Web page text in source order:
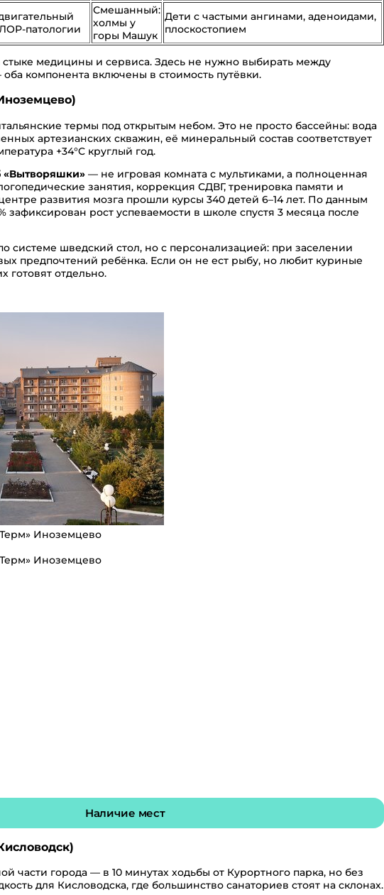
патологии
Смешанный:
холмы у
горы Машук
Дети с частыми ангинами, аденоидами,
плоскостопием
стыке медицины и сервиса. Здесь не нужно выбирать между
компонента включены в стоимость путёвки.
термы под открытым небом. Это не просто бассейны: вода
артезианских скважин, её минеральный состав соответствует
+34°C круглый год.
«Вытворяшки» — не игровая комната с мультиками, а полноценная
занятия, коррекция СДВГ, тренировка памяти и
развития мозга прошли курсы 340 детей 6–14 лет. По данным
зафиксирован рост успеваемости в школе спустя 3 месяца после
системе шведский стол, но с персонализацией: при заселении
предпочтений ребёнка. Если он не ест рыбу, но любит куриные
готовят отдельно.
Иноземцево
Иноземцево
Наличие мест
части города — в 10 минутах ходьбы от Курортного парка, но без
для Кисловодска, где большинство санаториев стоят на склонах.